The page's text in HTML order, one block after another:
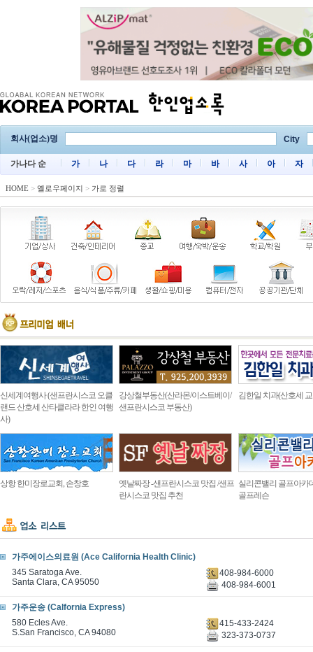
회사(업소)명 City
가나다 순 가 나 다 라 마 바 사 아 자
HOME > 옐로우페이지 > 가로 정렬
신세계여행사 (샌프란시스코 오클
랜드 산호세 산타클라라 한인 여행
사)
강상철부동산(산라몬/이스트베이/
샌프란시스코 부동산)
김한일 치과(산호세
상항 한미장로교회, 손창호
옛날짜장 -샌프란시스코 맛집 /샌프
란시스코 맛집 추천
실리콘밸리 골프아카
골프레슨
가주에이스의료원 (Ace California Health Clinic)
345 Saratoga Ave.
Santa Clara, CA 95050
408-984-6000
408-984-6001
가주운송 (Calfornia Express)
580 Ecles Ave.
S.San Francisco, CA 94080
415-433-2424
323-373-0737